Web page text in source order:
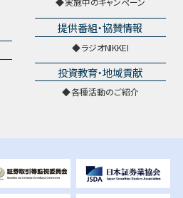
提供番組・協賛情報
ラジオNIKKEI
投資教育・地域貢献
各種活動のご紹介